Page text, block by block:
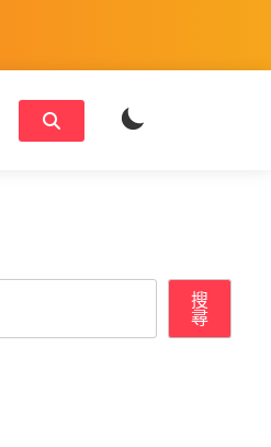
搜
尋